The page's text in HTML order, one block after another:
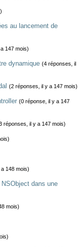
au lancement de
147 mois)
dynamique (4 réponses, il
(2 réponses, il y a 147 mois)
(0 réponse, il y a 147
réponses, il y a 147 mois)
148 mois)
dans une
mois)